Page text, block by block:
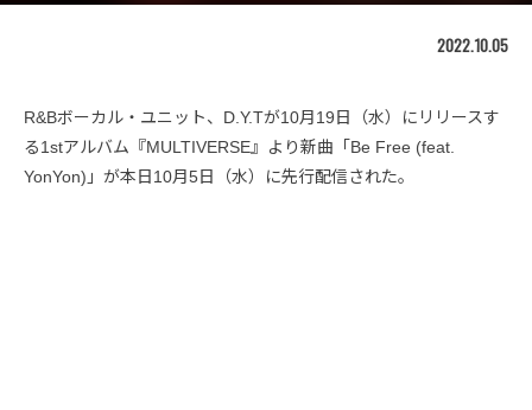
2022.10.05
R&Bボーカル・ユニット、D.Y.Tが10月19日（水）にリリースす
る1stアルバム『MULTIVERSE』より新曲「Be Free (feat.
YonYon)」が本日10月5日（水）に先行配信された。